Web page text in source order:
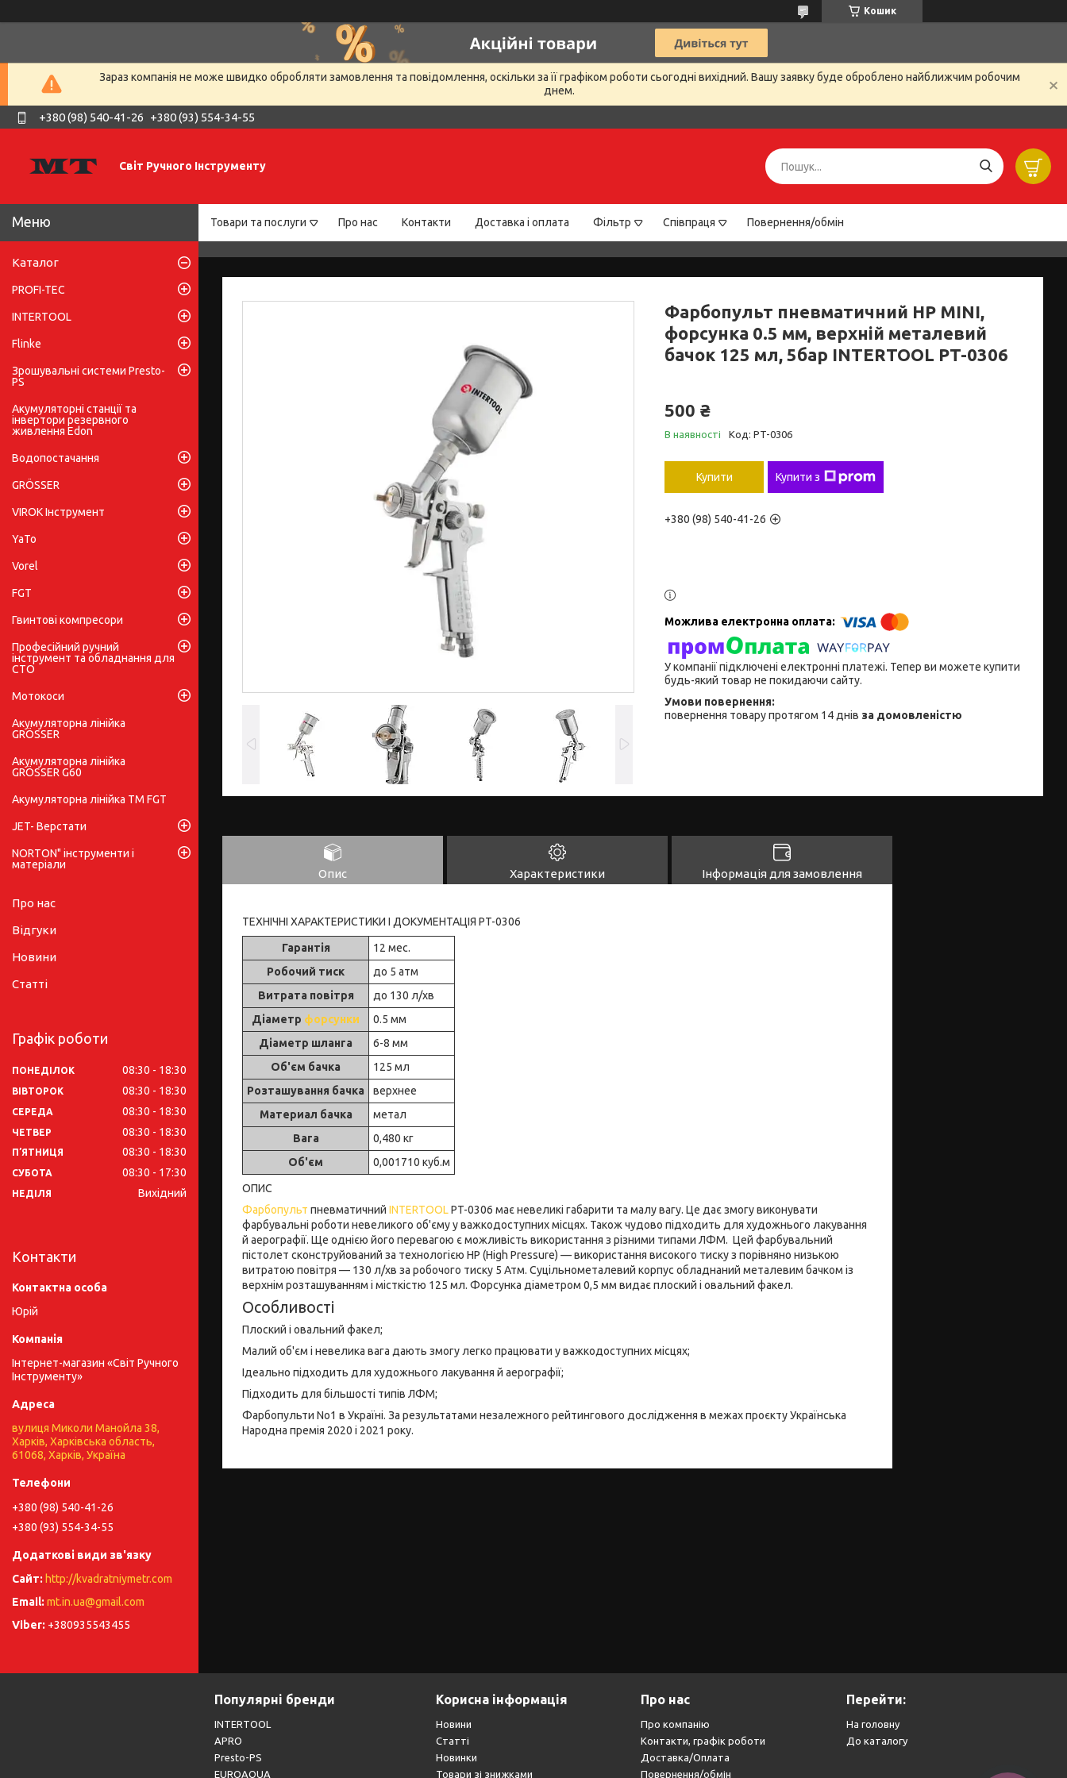
Кошик
Зараз компанія не може швидко обробляти замовлення та повідомлення, оскільки за її графіком роботи сьогодні вихідний. Вашу заявку буде оброблено найближчим робочим
днем.
+380 (98) 540-41-26 +380 (93) 554-34-55
Світ Ручного Інструменту
Товари та послуги Про нас Контакти Доставка і оплата Фільтр Співпраця Повернення/обмін
Фарбопульт пневматичний HP MINI,
форсунка 0.5 мм, верхній металевий
бачок 125 мл, 5бар INTERTOOL PT-0306
500 ₴
В наявності Код: PT-0306
Купити Купити з
+380 (98) 540-41-26
У компанії підключені електронні платежі. Тепер ви можете купити
будь-який товар не покидаючи сайту.
повернення товару протягом 14 днів за домовленістю
Опис Характеристики Інформація для замовлення
ТЕХНІЧНІ ХАРАКТЕРИСТИКИ І ДОКУМЕНТАЦІЯ PT-0306
Гарантія
12 мес.
Робочий тиск
до 5 атм
Витрата повітря
до 130 л/хв
Діаметр форсунки
0.5 мм
Діаметр шланга
6-8 мм
Об'єм бачка
125 мл
Розташування бачка
верхнее
Материал бачка
метал
Вага
0,480 кг
Об'єм
0,001710 куб.м
ОПИС
Фарбопульт пневматичний INTERTOOLPT-0306 має невеликі габарити та малу вагу. Це дає змогу виконувати
фарбувальні роботи невеликого об'єму у важкодоступних місцях. Також чудово підходить для художнього лакування
й аерографії. Ще однією його перевагою є можливість використання з різними типами ЛФМ. Цей фарбувальний
пістолет сконструйований за технологією НР (High Pressure) — використання високого тиску з порівняно низькою
витратою повітря — 130 л/хв за робочого тиску 5 Атм. Суцільнометалевий корпус обладнаний металевим бачком із
верхнім розташуванням і місткістю 125 мл. Форсунка діаметром 0,5 мм видає плоский і овальний факел.
Особливості
Плоский і овальний факел;
Малий об'єм і невелика вага дають змогу легко працювати у важкодоступних місцях;
Ідеально підходить для художнього лакування й аерографії;
Підходить для більшості типів ЛФМ;
Фарбопульти No1 в Україні. За результатами незалежного рейтингового дослідження в межах проєкту Українська
Народна премія 2020 і 2021 року.
Каталог
PROFI-TEC
INTERTOOL
Flinke
Зрошувальні системи Presto-
PS
Акумуляторні станції та
інвертори резервного
живлення Edon
Водопостачання
GRÖSSER
VIROK Інструмент
YaTo
Vorel
FGT
Гвинтові компресори
Професійний ручний
інструмент та обладнання для
СТО
Мотокоси
Акумуляторна лінійка
GRÖSSER
Акумуляторна лінійка
GRÖSSER G60
Акумуляторна лінійка ТМ FGT
JET- Верстати
NORTON" інструменти і
матеріали
Про нас
Відгуки
Новини
Статті
Графік роботи
ПОНЕДІЛОК 08:30 18:30
ВІВТОРОК 08:30 18:30
СЕРЕДА 08:30 18:30
ЧЕТВЕР 08:30 18:30
ПʼЯТНИЦЯ 08:30 18:30
СУБОТА 08:30 17:30
НЕДІЛЯ Вихідний
Контакти
Юрій
Інтернет-магазин «Світ Ручного
Інструменту»
вулиця Миколи Манойла 38,
Харків, Харківська область,
61068, Харків, Україна
+380 (98) 540-41-26
+380 (93) 554-34-55
http://kvadratniymetr.com
mt.in.ua@gmail.com
+380935543455
Популярні бренди
INTERTOOL
APRO
Presto-PS
EUROAQUA
Корисна інформація
Новини
Статті
Новинки
Товари зі знижками
Про нас
Про компанію
Контакти, графік роботи
Доставка/Оплата
Повернення/обмін
Перейти:
На головну
До каталогу